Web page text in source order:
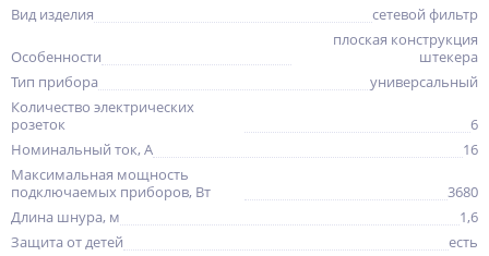
Вид изделия
сетевой фильтр
Особенности
плоская конструкция
штекера
Тип прибора
универсальный
Количество электрических
розеток
6
Номинальный ток, A
16
Максимальная мощность
подключаемых приборов, Вт
3680
Длина шнура, м
1,6
Защита от детей
есть